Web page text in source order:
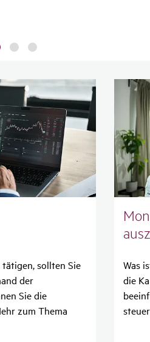
sollten Sie
der
Sie die
zum Thema
Was
die